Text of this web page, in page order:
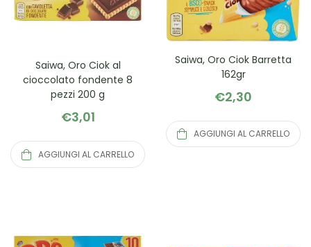
Saiwa, Oro Ciok al
cioccolato fondente 8
pezzi 200 g
€3,01
AGGIUNGI AL CARRELLO
Saiwa, Oro Ciok Barretta
162gr
€2,30
AGGIUNGI AL CARRELLO